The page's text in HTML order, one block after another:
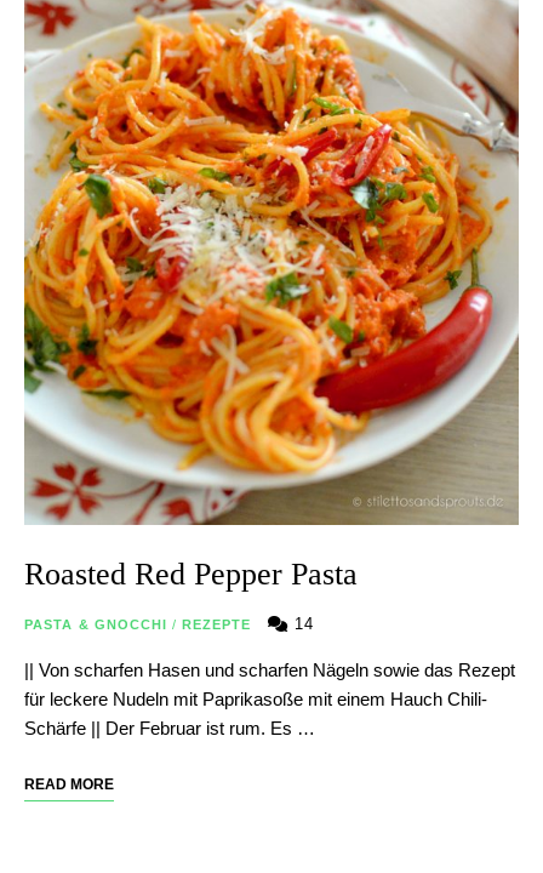
Roasted Red Pepper Pasta
PASTA & GNOCCHI / REZEPTE 14
|| Von scharfen Hasen und scharfen Nägeln sowie das Rezept
für leckere Nudeln mit Paprikasoße mit einem Hauch Chili-
Schärfe || Der Februar ist rum. Es …
READ MORE